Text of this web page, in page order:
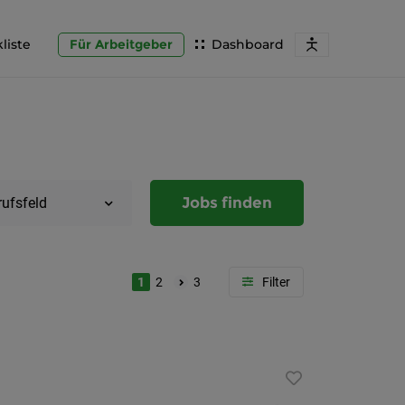
Dashboard
Für Arbeitgeber
Jobs finden
1 2 3